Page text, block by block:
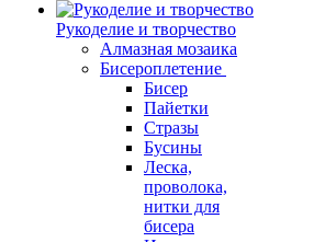
Рукоделие и творчество
Алмазная мозаика
Бисероплетение
Бисер
Пайетки
Стразы
Бусины
Леска,
проволока,
нитки для
бисера